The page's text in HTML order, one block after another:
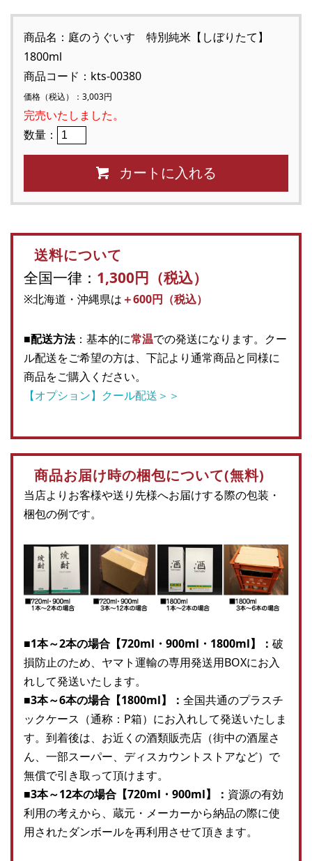
商品名：庭のうぐいす 特別純米【しぼりたて】
1800ml
商品コード：kts-00380
価格（税込）：3,003円
完売いたしました。
数量：
カートに入れる
送料について
全国一律： 1,300円（税込）
※北海道・沖縄県は ＋600円（税込）
■配送方法：基本的に常温での発送になります。クー
ル配送をご希望の方は、下記より通常商品と同様に
商品をご購入ください。
【オプション】クール配送＞＞
商品お届け時の梱包について(無料)
当店よりお客様や送り先様へお届けする際の包装・
梱包の例です。
■1本～2本の場合【720ml・900ml・1800ml】： 破
損防止のため、ヤマト運輸の専用発送用BOXにお入
れして発送いたします。
■3本～6本の場合【1800ml】： 全国共通のプラスチ
ックケース（通称：P箱）にお入れして発送いたしま
す。到着後は、お近くの酒類販売店（街中の酒屋さ
ん、一部スーパー、ディスカウントストアなど）で
無償で引き取って頂けます。
■3本～12本の場合【720ml・900ml】： 資源の有効
利用の考えから、蔵元・メーカーから納品の際に使
用されたダンボールを再利用させて頂きます。